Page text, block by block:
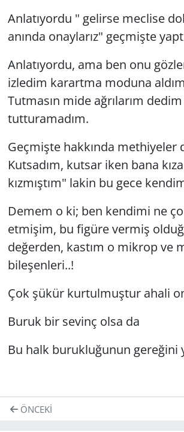
Anlatıyordu " gelirse meclise
anında onaylarız" geçmişte
Anlatıyordu, ama ben onu
izledim karartma moduna
Tutmasın mide ağrılarım
tutturamadım.
Geçmişte hakkında methiyeler
Kutsadım, kutsar iken bana
kızmıştım" lakin bu gece
Demem o ki; ben kendimi ne
etmişim, bu figüre vermiş
değerden, kastım o mikrop ve
bileşenleri..!
Çok şükür kurtulmuştur ahali
Buruk bir sevinç olsa da
Bu halk burukluğunun gereğini
ÖNCEKI
SAĞLIK
SİYASET
SPOR
Yerel